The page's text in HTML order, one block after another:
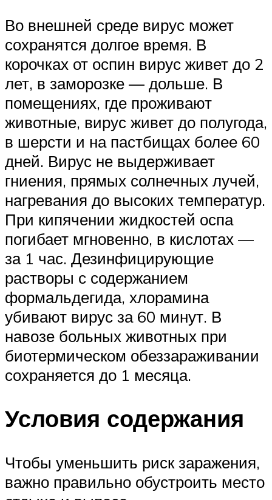
Во внешней среде вирус может
сохранятся долгое время. В
корочках от оспин вирус живет до 2
лет, в заморозке — дольше. В
помещениях, где проживают
животные, вирус живет до полугода,
в шерсти и на пастбищах более 60
дней. Вирус не выдерживает
гниения, прямых солнечных лучей,
нагревания до высоких температур.
При кипячении жидкостей оспа
погибает мгновенно, в кислотах —
за 1 час. Дезинфицирующие
растворы с содержанием
формальдегида, хлорамина
убивают вирус за 60 минут. В
навозе больных животных при
биотермическом обеззараживании
сохраняется до 1 месяца.
Условия содержания
Чтобы уменьшить риск заражения,
важно правильно обустроить место